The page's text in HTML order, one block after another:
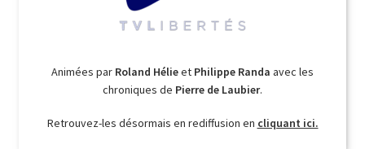
Animées par Roland Hélieet Philippe Randa avec les
chroniques de Pierre de Laubier.
Retrouvez-les désormais en rediffusion en cliquant ici.